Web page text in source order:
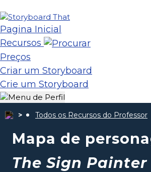
Pagina Inicial
Recursos
Preços
Criar um Storyboard
Crie um Storyboard
Todos os Recursos do Professor
Mapa de
The Sign Painter